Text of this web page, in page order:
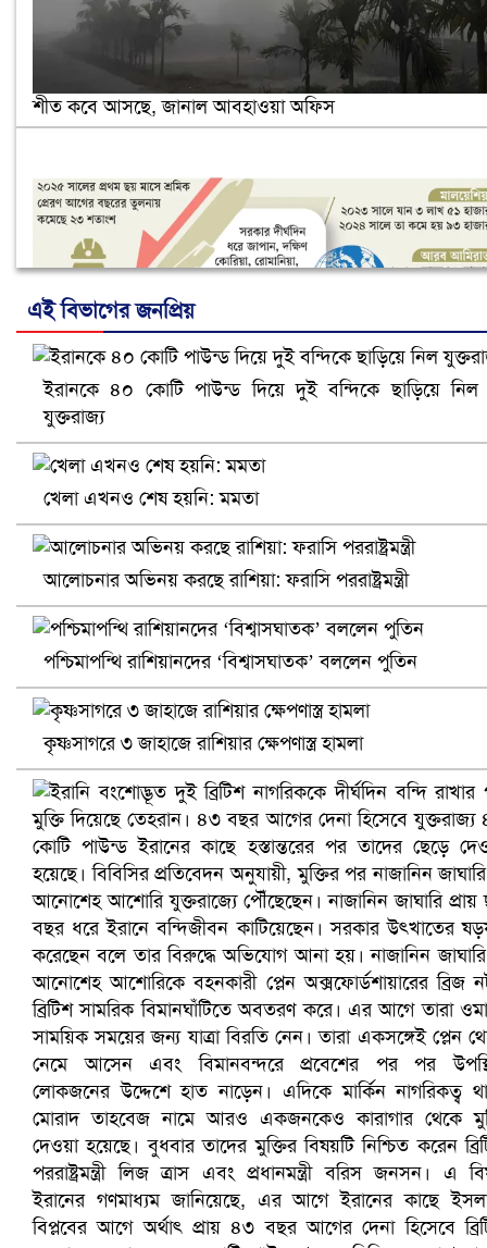
শীত কবে আসছে, জানাল আবহাওয়া অফিস
নানা সংকটে রিক্রুটিং এজেন্সি, হুমকির মুখে শ্রম রপ্তানি
খুলনায় বিএনপি অফিসে গুলি-বোমা হামলা, নিহত ১
প্রোটিয়াদের হারিয়ে বিশ্বকাপের শিরোপা ঘরে তুলল ভারত
এই বিভাগের জনপ্রিয়
ইরানকে ৪০ কোটি পাউন্ড দিয়ে দুই বন্দিকে ছাড়িয়ে নিল
যুক্তরাজ্য
খেলা এখনও শেষ হয়নি: মমতা
আলোচনার অভিনয় করছে রাশিয়া: ফরাসি পররাষ্ট্রমন্ত্রী
পশ্চিমাপন্থি রাশিয়ানদের ‘বিশ্বাসঘাতক’ বললেন পুতিন
কৃষ্ণসাগরে ৩ জাহাজে রাশিয়ার ক্ষেপণাস্ত্র হামলা